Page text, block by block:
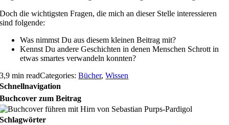
Doch die wichtigsten Fragen, die mich an dieser Stelle interessieren
sind folgende:
Was nimmst Du aus diesem kleinen Beitrag mit?
Kennst Du andere Geschichten in denen Menschen Schrott in
etwas smartes verwandeln konnten?
3,9 min readCategories:Bücher,Wissen
Schnellnavigation
Buchcover zum Beitrag
Schlagwörter